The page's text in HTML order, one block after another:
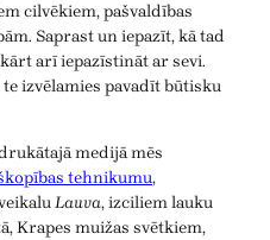
cilvēkiem, pašvaldības
Saprast un iepazīt, kā tad
arī iepazīstināt ar sevi.
izvēlamies pavadīt būtisku
medijā mēs
tehnikumu,
Lauva, izciliem lauku
Krapes muižas svētkiem,